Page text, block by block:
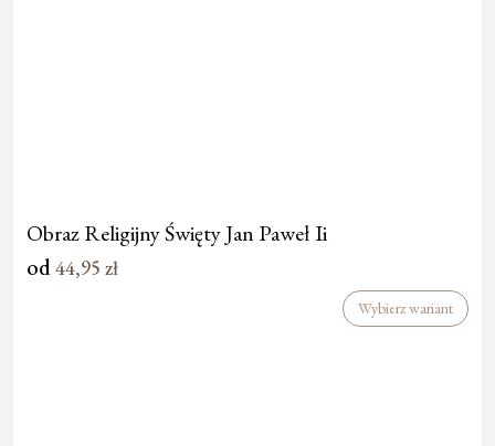
Obraz Religijny Święty Jan Paweł Ii
od44,95 zł
Wybierz wariant